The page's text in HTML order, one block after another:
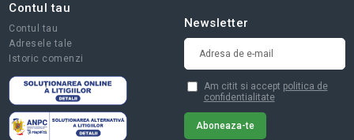
Contul tau
Contul tau
Adresele tale
Istoric comenzi
Newsletter
Am citit si accept politica de
confidentialitate